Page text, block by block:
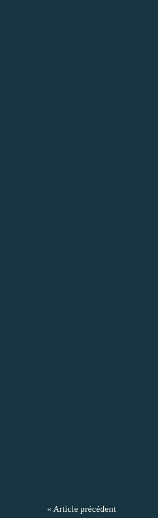
« Article précédent